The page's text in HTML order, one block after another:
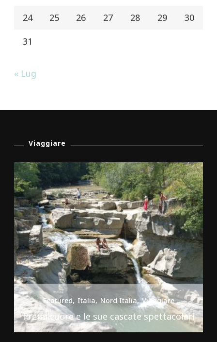
24 25 26 27 28 29 30
31
« Lug
Viaggiare
Featured Italia Nord Italia Viaggiare
Premilcuore e le sue cascate spettacolari